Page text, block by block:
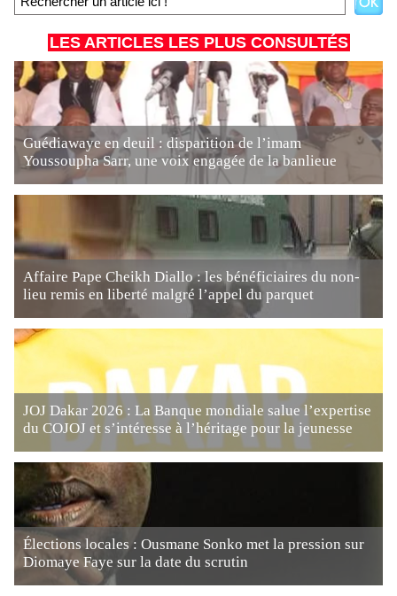
LES ARTICLES LES PLUS CONSULTÉS
Guédiawaye en deuil : disparition de l’imam
Youssoupha Sarr, une voix engagée de la banlieue
Affaire Pape Cheikh Diallo : les bénéficiaires du non-
lieu remis en liberté malgré l’appel du parquet
JOJ Dakar 2026 : La Banque mondiale salue l’expertise
du COJOJ et s’intéresse à l’héritage pour la jeunesse
Élections locales : Ousmane Sonko met la pression sur
Diomaye Faye sur la date du scrutin